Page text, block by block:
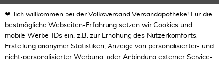
❤-lich willkommen bei der Volksversand Versandapotheke! Für die
bestmögliche Webseiten-Erfahrung setzen wir Cookies und
mobile Werbe-IDs ein, z.B. zur Erhöhung des Nutzerkomforts,
Erstellung anonymer Statistiken, Anzeige von personalisierter- und
nicht-personalisierter Werbung, oder Anbindung externer Service-